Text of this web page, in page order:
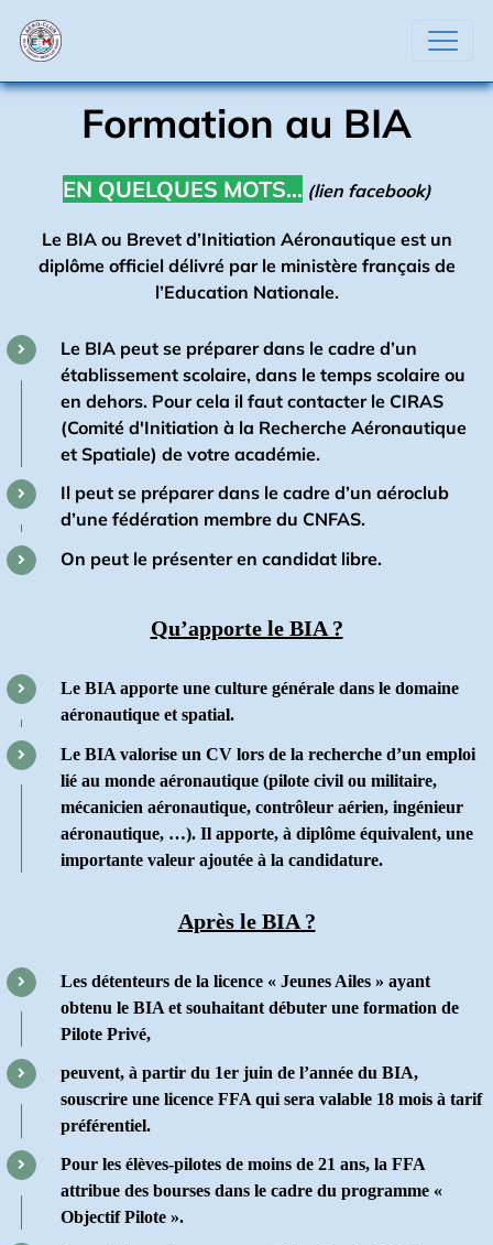
Formation au BIA
EN QUELQUES MOTS… (lien facebook)
Le BIA ou Brevet d’Initiation Aéronautique est un
diplôme officiel délivré par le ministère français de
l’Education Nationale.
Le BIA peut se préparer dans le cadre d’un
établissement scolaire, dans le temps scolaire ou
en dehors. Pour cela il faut contacter le CIRAS
(Comité d'Initiation à la Recherche Aéronautique
et Spatiale) de votre académie.
Il peut se préparer dans le cadre d’un aéroclub
d’une fédération membre du CNFAS.
On peut le présenter en candidat libre.
Qu’apporte le BIA ?
Le BIA apporte une culture générale dans le domaine
aéronautique et spatial.
Le BIA valorise un CV lors de la recherche d’un emploi
lié au monde aéronautique (pilote civil ou militaire,
mécanicien aéronautique, contrôleur aérien, ingénieur
aéronautique, …). Il apporte, à diplôme équivalent, une
importante valeur ajoutée à la candidature.
Après le BIA ?
Les détenteurs de la licence « Jeunes Ailes » ayant
obtenu le BIA et souhaitant débuter une formation de
Pilote Privé,
peuvent, à partir du 1er juin de l’année du BIA,
souscrire une licence FFA qui sera valable 18 mois à tarif
préférentiel.
Pour les élèves-pilotes de moins de 21 ans, la FFA
attribue des bourses dans le cadre du programme «
Objectif Pilote ».